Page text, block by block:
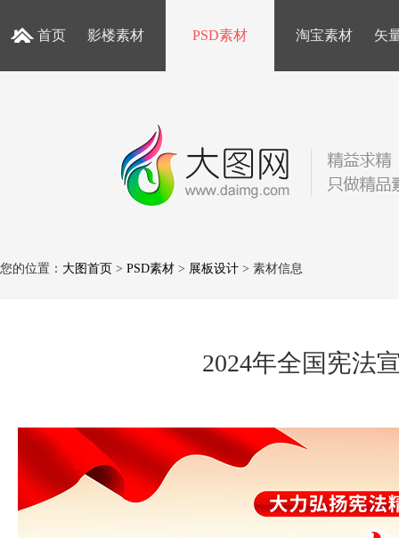
首页 影楼素材 PSD素材 淘宝素材 矢
您的位置： 大图首页 > PSD素材 > 展板设计 > 素材信息
2024年全国宪法